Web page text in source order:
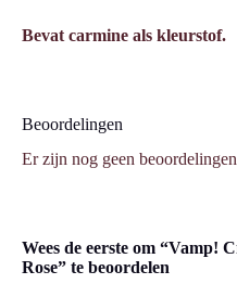
Bevat carmine als kleurstof.
Beoordelingen
Er zijn nog geen
Wees de eerste om “Vamp!
Rose” te beoordelen